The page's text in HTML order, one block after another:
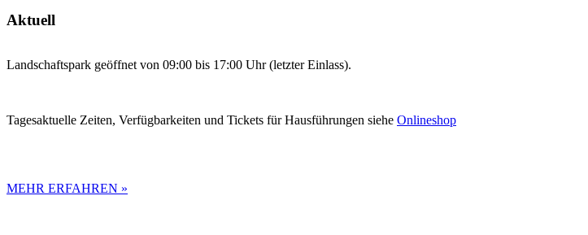
Aktuell
Landschaftspark geöffnet von 09:00 bis 17:00 Uhr (letzter Einlass).
Tagesaktuelle Zeiten, Verfügbarkeiten und Tickets für Hausführungen siehe Onlineshop
MEHR ERFAHREN »